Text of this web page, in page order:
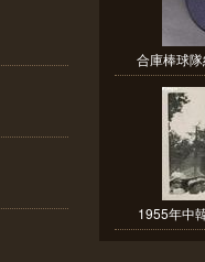
合庫棒球
1955年中